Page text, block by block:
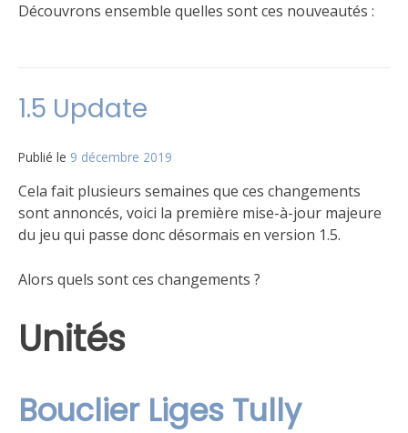
Découvrons ensemble quelles sont ces nouveautés :
jeu
Version
1.5.1
1.5 Update
Publié le 9 décembre 2019
Cela fait plusieurs semaines que ces changements
sont annoncés, voici la première mise-à-jour majeure
du jeu qui passe donc désormais en version 1.5.
Alors quels sont ces changements ?
Unités
Bouclier Liges Tully